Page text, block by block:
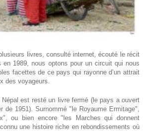
livres, consulté internet, écouté le récit
en 1989, nous optons pour un circuit qui nous
facettes de ce pays qui rayonne d’un attrait
des voyageurs.
est resté un livre fermé (le pays a ouvert
de 1951). Surnommé "le Royaume Ermitage",
ou bien encore "les Marches qui donnent
une histoire riche en rebondissements où